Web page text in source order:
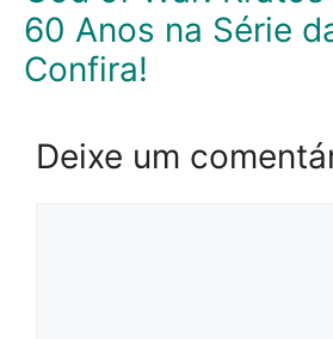
60 Anos na Série
Confira!
Deixe um